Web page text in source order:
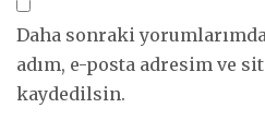
Daha sonraki
adım, e-posta adresim ve
kaydedilsin.